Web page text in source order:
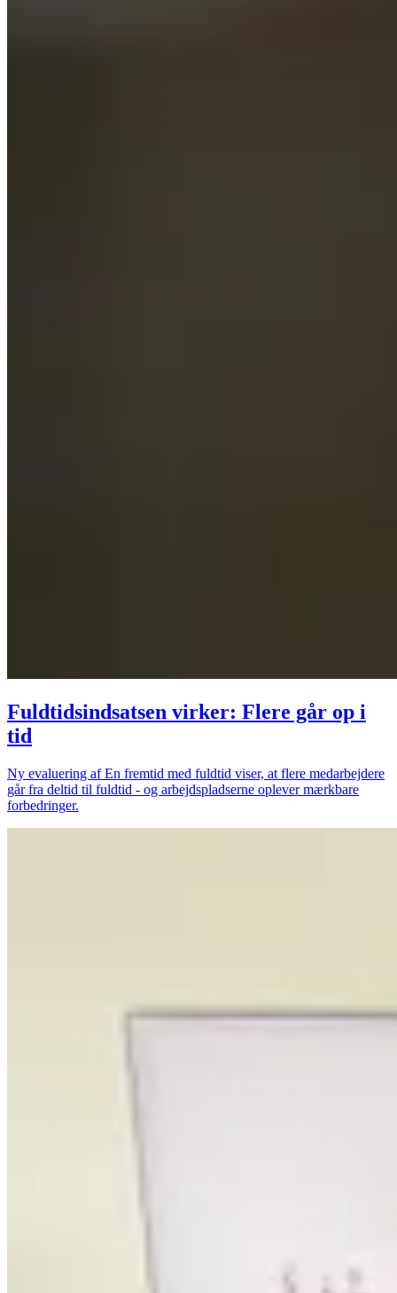
Fuldtidsindsatsen virker: Flere går op i
tid
Ny evaluering af En fremtid med fuldtid viser, at flere medarbejdere
går fra deltid til fuldtid - og arbejdspladserne oplever mærkbare
forbedringer.